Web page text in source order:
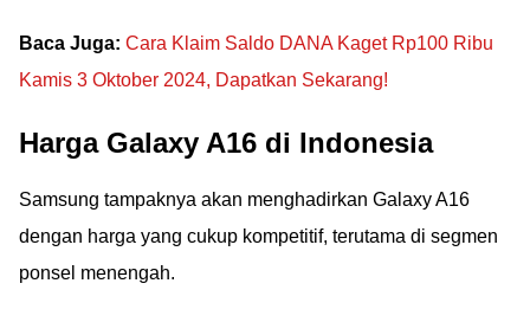
Baca Juga: Cara Klaim Saldo DANA Kaget Rp100 Ribu
Kamis 3 Oktober 2024, Dapatkan Sekarang!
Harga Galaxy A16 di Indonesia
Samsung tampaknya akan menghadirkan Galaxy A16
dengan harga yang cukup kompetitif, terutama di segmen
ponsel menengah.